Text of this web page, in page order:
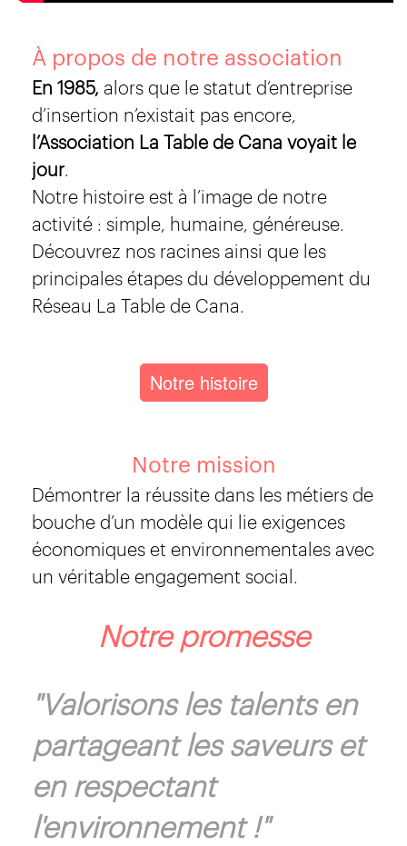
À propos de notre association
En 1985, alors que le statut d’entreprise
d’insertion n’existait pas encore,
l’Association La Table de Cana voyait le
jour.
Notre histoire est à l’image de notre
activité : simple, humaine, généreuse.
Découvrez nos racines ainsi que les
principales étapes du développement du
Réseau La Table de Cana.
Notre histoire
Notre mission
Démontrer la réussite dans les métiers de
bouche d’un modèle qui lie exigences
économiques et environnementales avec
un véritable engagement social.
Notre promesse
"Valorisons les talents en
partageant les saveurs et
en respectant
l'environnement !"